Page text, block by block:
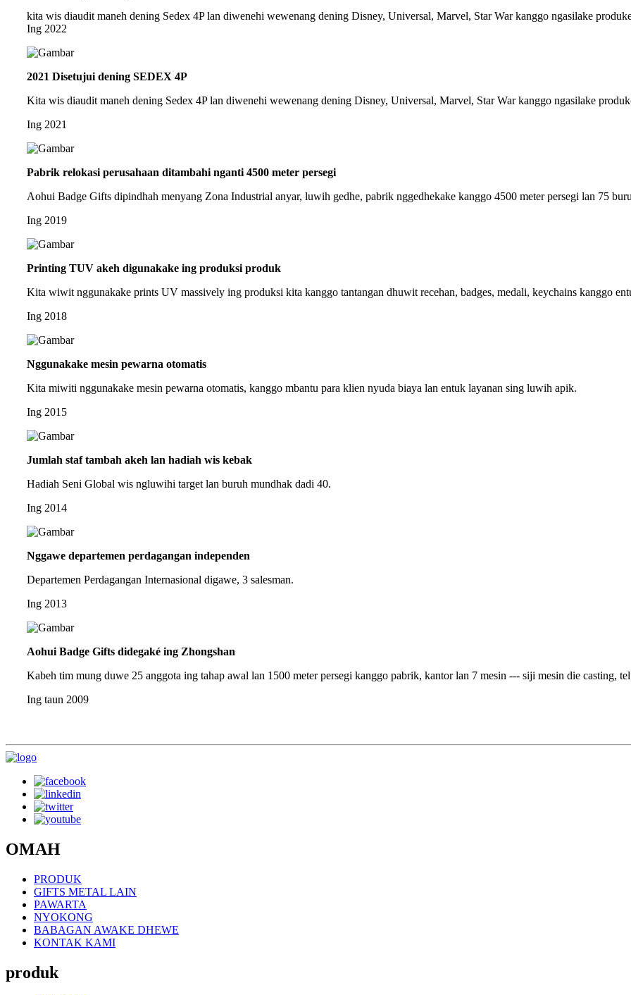
kita wis diaudit maneh dening Sedex 4P lan diwenehi wewenang dening Disney, Universal, Marvel, Star War kanggo ngasilake
Ing 2022
2021 Disetujui dening SEDEX 4P
Kita wis diaudit maneh dening Sedex 4P lan diwenehi wewenang dening Disney, Universal, Marvel, Star War kanggo ngasilake
Ing 2021
Pabrik relokasi perusahaan ditambahi nganti 4500 meter persegi
Aohui Badge Gifts dipindhah menyang Zona Industrial anyar, luwih gedhe, pabrik nggedhekake kanggo 4500 meter persegi lan 75
Ing 2019
Printing TUV akeh digunakake ing produksi produk
Kita wiwit nggunakake prints UV massively ing produksi kita kanggo tantangan dhuwit recehan, badges, medali, keychains kanggo
Ing 2018
Nggunakake mesin pewarna otomatis
Kita miwiti nggunakake mesin pewarna otomatis, kanggo mbantu para klien nyuda biaya lan entuk layanan sing luwih apik.
Ing 2015
Jumlah staf tambah akeh lan hadiah wis kebak
Hadiah Seni Global wis ngluwihi target lan buruh mundhak dadi 40.
Ing 2014
Nggawe departemen perdagangan independen
Departemen Perdagangan Internasional digawe, 3 salesman.
Ing 2013
Aohui Badge Gifts didegaké ing Zhongshan
Kabeh tim mung duwe 25 anggota ing tahap awal lan 1500 meter persegi kanggo pabrik, kantor lan 7 mesin --- siji mesin die casting,
Ing taun 2009
OMAH
PRODUK
GIFTS METAL LAIN
PAWARTA
NYOKONG
BABAGAN AWAKE DHEWE
KONTAK KAMI
produk